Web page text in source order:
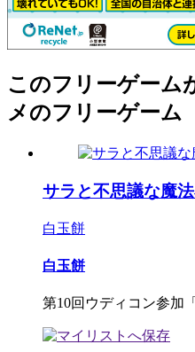
このフリーゲーム
メのフリーゲーム
サラと不思議な魔
白玉餅
白玉餅
第10回ウディコン参加